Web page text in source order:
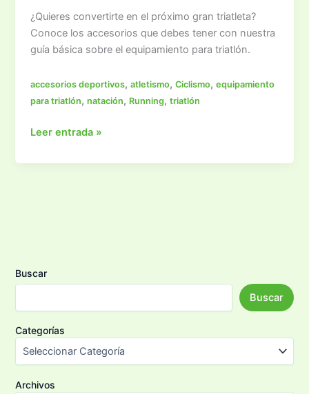
¿Quieres convertirte en el próximo gran triatleta?
Conoce los accesorios que debes tener con nuestra
guía básica sobre el equipamiento para triatlón.
accesorios deportivos,atletismo,Ciclismo,equipamiento
para triatlón,natación, Running,triatlón
Equipamiento
triatlón:
Leer entrada »
Buscar
Buscar
Categorías
Archivos